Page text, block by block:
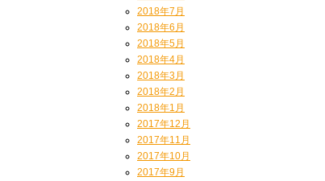
2018年7月
2018年6月
2018年5月
2018年4月
2018年3月
2018年2月
2018年1月
2017年12月
2017年11月
2017年10月
2017年9月